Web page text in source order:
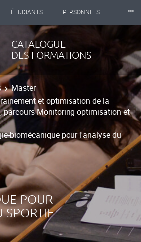
ÉTUDIANTS PERSONNELS
2
⸱⸱⸱
CATALOGUE
DES FORMATIONS
Master
et optimisation de la
parcours Monitoring optimisation et
biomécanique pour l'analyse du
POUR
SPORTIF